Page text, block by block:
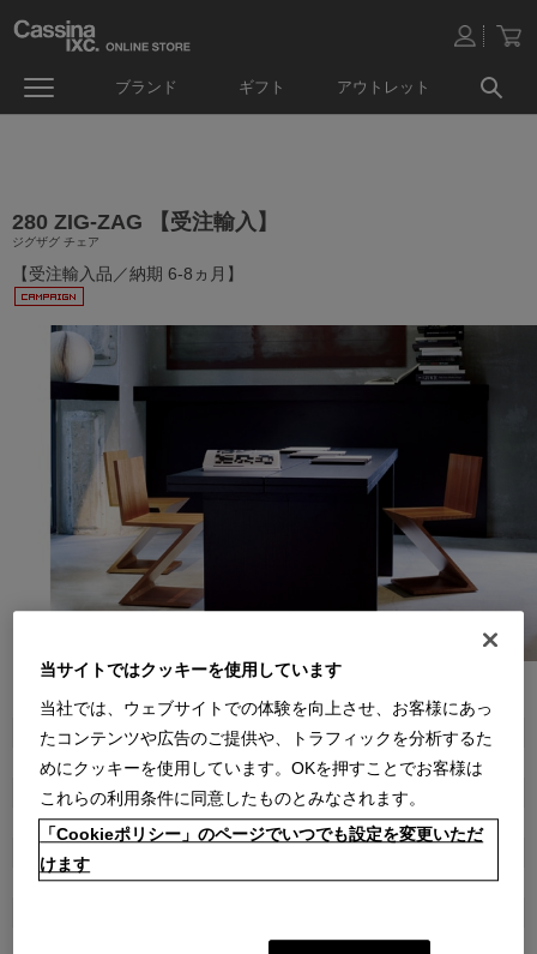
ブランド ギフト アウトレット
280 ZIG-ZAG 【受注輸入】
ジグザグ チェア
【受注輸入品／納期 6-8ヵ月】
商品属性
家具
品番
1CAG0810000060000000
￥524,700(通常価格 ￥583,000)
当サイトではクッキーを使用しています
当社では、ウェブサイトでの体験を向上させ、お客様にあっ
たコンテンツや広告のご提供や、トラフィックを分析するた
めにクッキーを使用しています。OKを押すことでお客様は
これらの利用条件に同意したものとみなされます。
「Cookieポリシー」のページでいつでも設定を変更いただ
けます